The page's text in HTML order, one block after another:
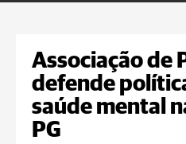
Associação de
defende
saúde mental
PG